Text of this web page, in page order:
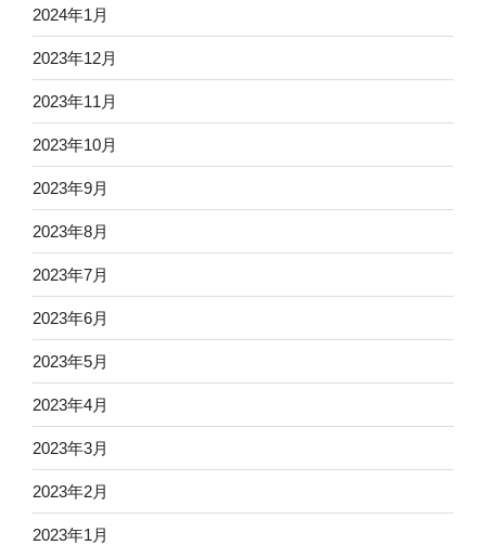
2024年1月
2023年12月
2023年11月
2023年10月
2023年9月
2023年8月
2023年7月
2023年6月
2023年5月
2023年4月
2023年3月
2023年2月
2023年1月